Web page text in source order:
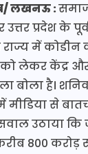
लखनऊ :
उत्तर प्रदेश के
राज्य में
को लेकर केंद्र
बोला है।
से
उठाया
800 करोड़